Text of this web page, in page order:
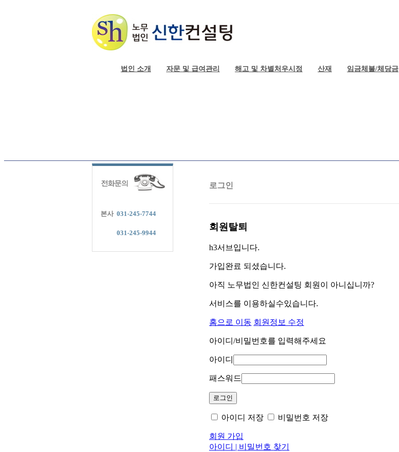
법인 소개 자문 및 급여관리 해고 및 차별처우시정 산재 임금체불/체당금
본사 031-245-7744
031-245-9944
로그인
회원탈퇴
h3서브입니다.
가입완료 되셨습니다.
아직 노무법인 신한컨설팅 회원이 아니십니까?
서비스를 이용하실수있습니다.
홈으로 이동 회원정보 수정
아이디/비밀번호를 입력해주세요
아이디
패스워드
아이디 저장 비밀번호 저장
회원 가입
아이디 | 비밀번호 찾기